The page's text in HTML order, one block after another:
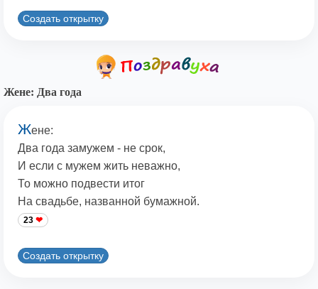
Создать открытку
Жене: Два года
Жене:
Два года замужем - не срок,
И если с мужем жить неважно,
То можно подвести итог
На свадьбе, названной бумажной.
23
Создать открытку